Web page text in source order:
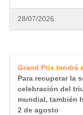
28/07/2026
Grand Prix tendrá
Para recuperar la
celebración del
mundial, también
2 de agosto